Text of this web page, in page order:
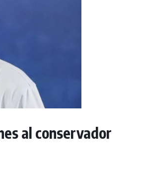
al conservador